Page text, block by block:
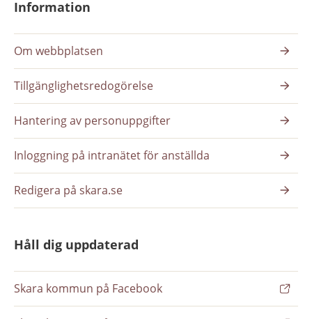
Information
Om webbplatsen
Tillgänglighetsredogörelse
Hantering av personuppgifter
Inloggning på intranätet för anställda
Redigera på skara.se
Håll dig uppdaterad
Skara kommun på Facebook